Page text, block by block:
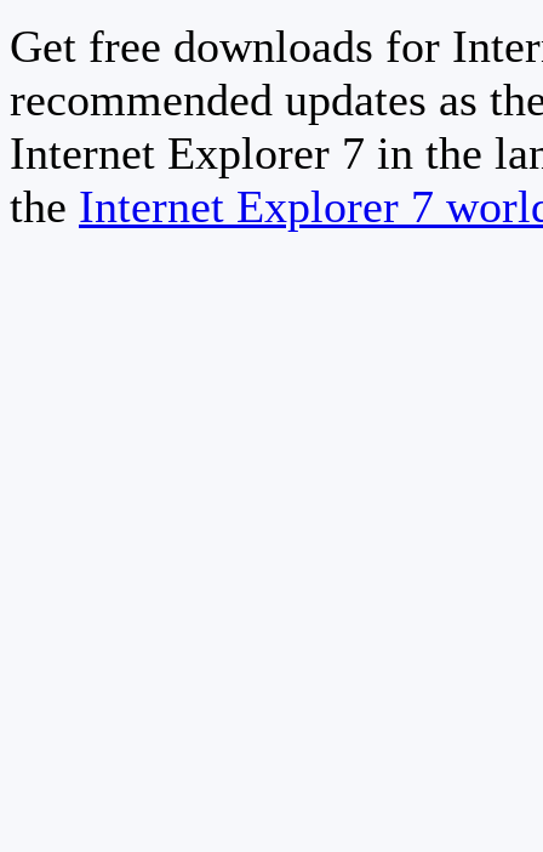
Get free downloads for
recommended updates as
Internet Explorer 7 in the
the Internet Explorer 7